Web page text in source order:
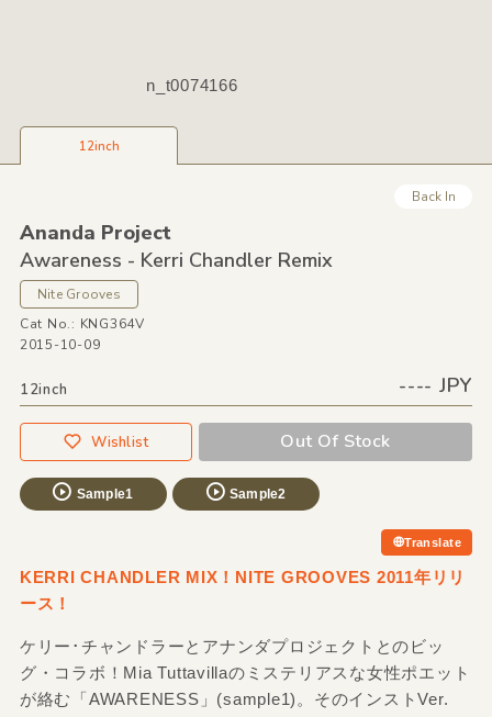
n_t0074166
12inch
Back In
Ananda Project
Awareness - Kerri Chandler Remix
Nite Grooves
Cat No.: KNG364V
2015-10-09
12inch ---- JPY
Wishlist Out Of Stock
Sample1 Sample2
Translate
KERRI CHANDLER MIX！NITE GROOVES 2011年リリ
ース！
ケリー･チャンドラーとアナンダプロジェクトとのビッ
グ・コラボ！Mia Tuttavillaのミステリアスな女性ポエット
が絡む「AWARENESS」(sample1)。そのインストVer.